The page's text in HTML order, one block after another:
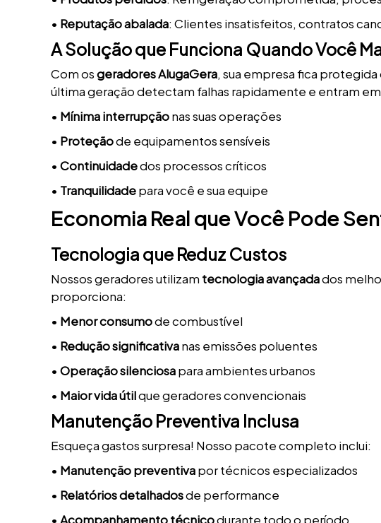
• Reputação abalada: Clientes insatisfeitos, contratos
A Solução que Funciona Quando Você
Com osgeradores AlugaGera, sua empresa fica
última geração detectam falhas rapidamente e entram
• Mínima interrupçãonas suas operações
• Proteçãode equipamentos sensíveis
• Continuidadedos processos críticos
• Tranquilidadepara você e sua equipe
Economia Real que Você Pode
Tecnologia que Reduz Custos
Nossos geradores utilizam tecnologia avançadados
proporciona:
• Menor consumode combustível
• Redução significativanas emissões poluentes
• Operação silenciosapara ambientes urbanos
• Maior vida útilque geradores convencionais
Manutenção Preventiva Inclusa
Esqueça gastos surpresa! Nosso pacote completo inclui:
• Manutenção preventivapor técnicos especializados
• Relatórios detalhadosde performance
• Acompanhamento técnicodurante todo o período